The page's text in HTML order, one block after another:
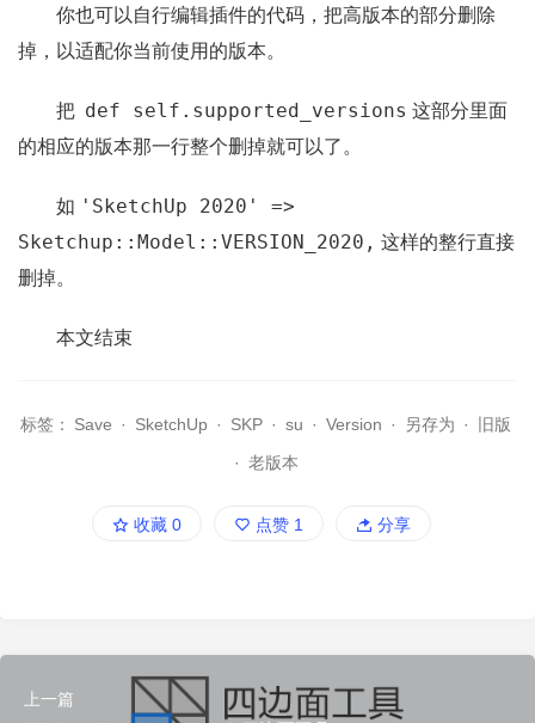
你也可以自行编辑插件的代码，把高版本的部分删除
掉，以适配你当前使用的版本。
把 def self.supported_versions 这部分里面
的相应的版本那一行整个删掉就可以了。
如 'SketchUp 2020' =>
Sketchup::Model::VERSION_2020, 这样的整行直接
删掉。
本文结束
标签： Save · SketchUp · SKP · su · Version · 另存为 ·
旧版
· 老版本
收藏 0 点赞 1 分享
上一篇